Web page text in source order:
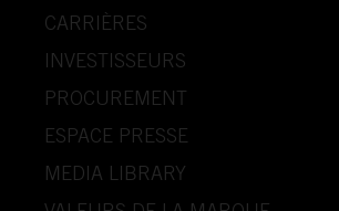
CARRIÈRES
INVESTISSEURS
PROCUREMENT
ESPACE PRESSE
MEDIA LIBRARY